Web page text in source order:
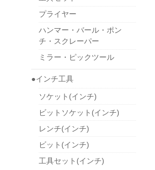
プライヤー
ハンマー・バール・ポン
チ・スクレーパー
ミラー・ピックツール
●インチ工具
ソケット(インチ)
ビットソケット(インチ)
レンチ(インチ)
ビット(インチ)
工具セット(インチ)